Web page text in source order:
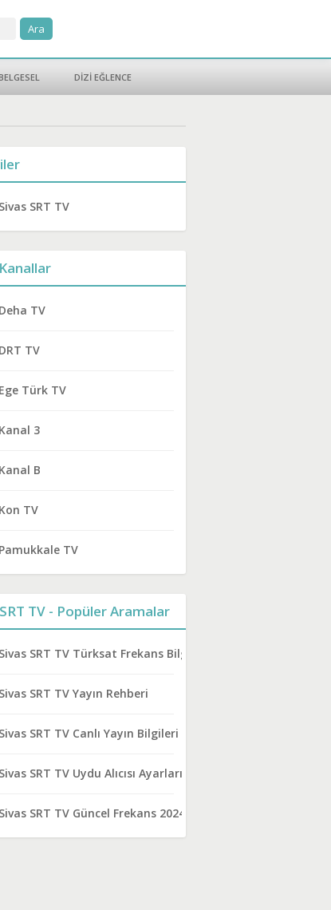
DİZİ EĞLENCE
Sivas SRT TV
Deha TV
DRT TV
Ege Türk TV
Kanal 3
Kanal B
Kon TV
Pamukkale TV
TV - Popüler Aramalar
Sivas SRT TV Türksat Frekans Bilgileri
Sivas SRT TV Yayın Rehberi
Sivas SRT TV Canlı Yayın Bilgileri
Sivas SRT TV Uydu Alıcısı Ayarları
Sivas SRT TV Güncel Frekans 2024